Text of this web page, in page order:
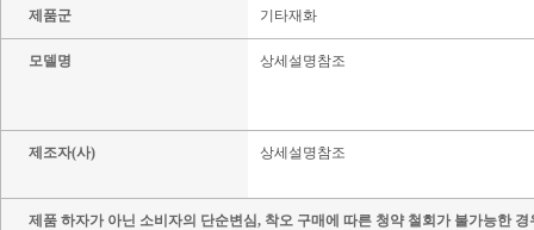
제품군 기타재화
모델명 상세설명참조
제조자(사) 상세설명참조
제품 하자가 아닌 소비자의 단순변심, 착오 구매에 따른 청약 철회가 불가능한